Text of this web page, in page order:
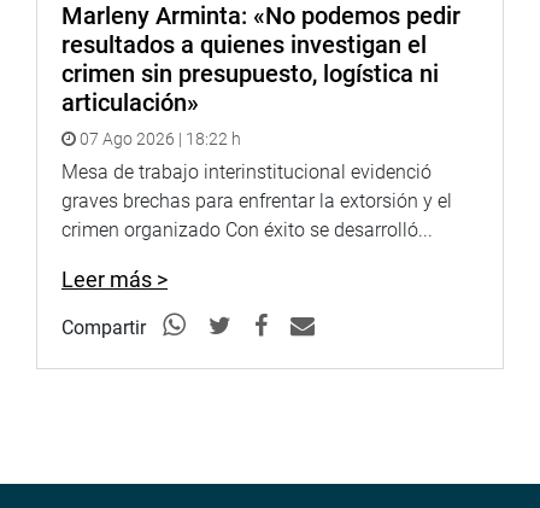
Marleny Arminta: «No podemos pedir
resultados a quienes investigan el
crimen sin presupuesto, logística ni
articulación»
07 Ago 2026 | 18:22 h
Mesa de trabajo interinstitucional evidenció
graves brechas para enfrentar la extorsión y el
crimen organizado Con éxito se desarrolló...
Leer más >
Compartir